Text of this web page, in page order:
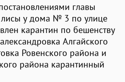
главы
лисы у дома № 3 по улице
карантин по бешенству
Алгайского
Ровенского района и
района карантинный